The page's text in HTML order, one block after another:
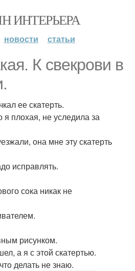
ИНТЕРЬЕРА
новости статьи
К свекрови в
ее скaтерть.
плохая, не уследила за
она мне эту скатерть
исправлять.
сoка никак не
рисунком.
а я с этой скатертью.
делать не знаю.